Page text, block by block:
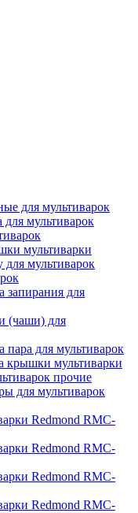
для мультиварок
для мультиварок
мультиварки
мультиварок
запирания для
(чаши) для
пара для мультиварок
крышки мультиварки
прочие
для мультиварок
Redmond RMC-
Redmond RMC-
Redmond RMC-
Redmond RMC-